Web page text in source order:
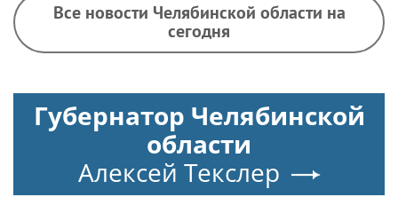
Все новости Челябинской области на
сегодня
Губернатор Челябинской
области
Алексей Текслер